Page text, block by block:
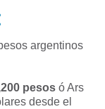
argentinos
pesosó Ars
desde el